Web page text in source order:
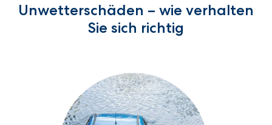
Unwetterschäden – wie verhalten
Sie sich richtig